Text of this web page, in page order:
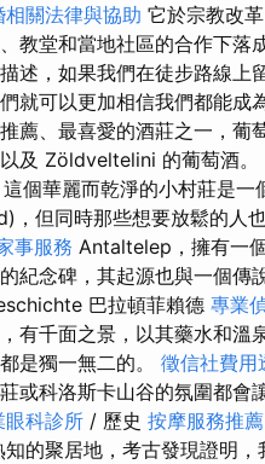
相關法律與協助 它於宗教改革
教堂和當地社區的合作下落
述，如果我們在徒步路線
可以更加相信我們都能成
薦、最喜愛的酒莊之一，
及 Zöldveltelini 的葡萄酒
個華麗而乾淨的小村莊是
，但同時那些想要放鬆的人
事服務 Antaltelep，擁有一
紀念碑，其起源也與一個傳
巴拉頓菲賴德 專業
有千面之景，以其藥水和溫
是獨一無二的。 徵信社費用
或科洛斯卡山谷的氛圍都
眼科診所 / 歷史 按摩服務推薦
的聚居地，考古發現證明